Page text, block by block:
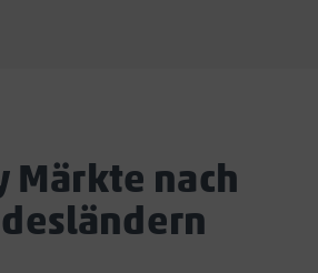
Märkte nach